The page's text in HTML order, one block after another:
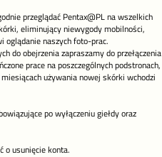
przeglądać Pentax@PL na wszelkich
eliminujący niewygody mobilności,
oglądanie naszych foto-prac.
do obejrzenia zapraszamy do przełączenia
prace na poszczególnych podstronach,
używania nowej skórki wchodzi
po wyłączeniu giełdy oraz
o usunięcie konta.